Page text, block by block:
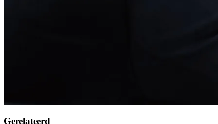
Gerelateerd